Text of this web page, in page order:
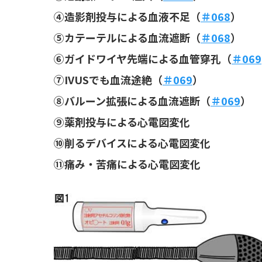
④造影剤投与による血液不足（＃068）
⑤カテーテルによる血流遮断（＃068）
⑥ガイドワイヤ先端による血管穿孔（＃069
⑦IVUSでも血流途絶（＃069）
⑧バルーン拡張による血流遮断（＃069）
⑨薬剤投与による心電図変化
⑩削るデバイスによる心電図変化
⑪痛み・苦痛による心電図変化